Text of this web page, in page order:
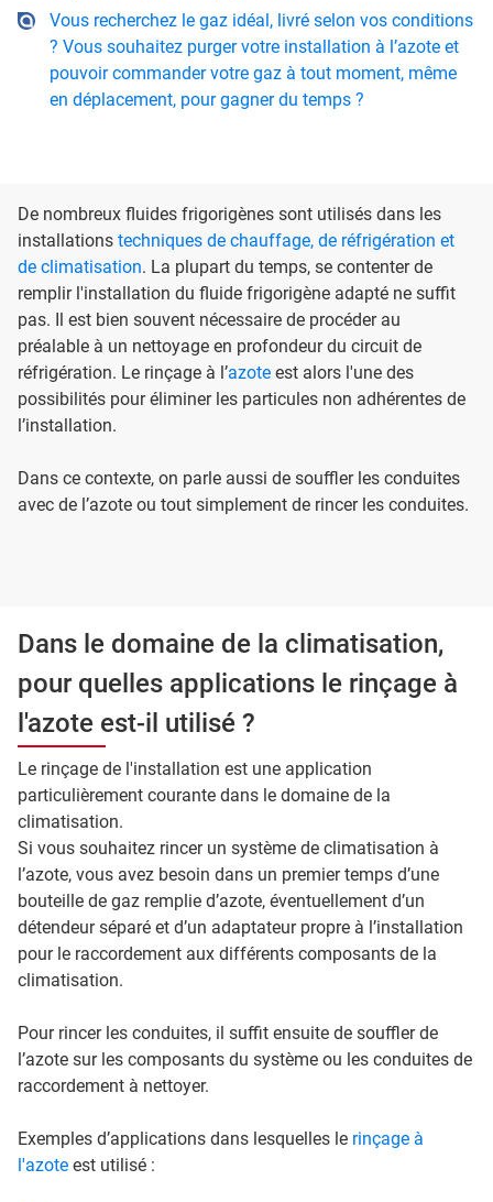
Vous recherchez le gaz idéal, livré selon vos conditions
? Vous souhaitez purger votre installation à l’azote et
pouvoir commander votre gaz à tout moment, même
en déplacement, pour gagner du temps ?
De nombreux fluides frigorigènes sont utilisés dans les
installations techniques de chauffage, de réfrigération et
de climatisation. La plupart du temps, se contenter de
remplir l'installation du fluide frigorigène adapté ne suffit
pas. Il est bien souvent nécessaire de procéder au
préalable à un nettoyage en profondeur du circuit de
réfrigération. Le rinçage à l’azote est alors l'une des
possibilités pour éliminer les particules non adhérentes de
l’installation.
Dans ce contexte, on parle aussi de souffler les conduites
avec de l’azote ou tout simplement de rincer les conduites.
Dans le domaine de la climatisation,
pour quelles applications le rinçage à
l'azote est-il utilisé ?
Le rinçage de l'installation est une application
particulièrement courante dans le domaine de la
climatisation.
Si vous souhaitez rincer un système de climatisation à
l’azote, vous avez besoin dans un premier temps d’une
bouteille de gaz remplie d’azote, éventuellement d’un
détendeur séparé et d’un adaptateur propre à l’installation
pour le raccordement aux différents composants de la
climatisation.
Pour rincer les conduites, il suffit ensuite de souffler de
l’azote sur les composants du système ou les conduites de
raccordement à nettoyer.
Exemples d’applications dans lesquelles le rinçage à
l'azote est utilisé :